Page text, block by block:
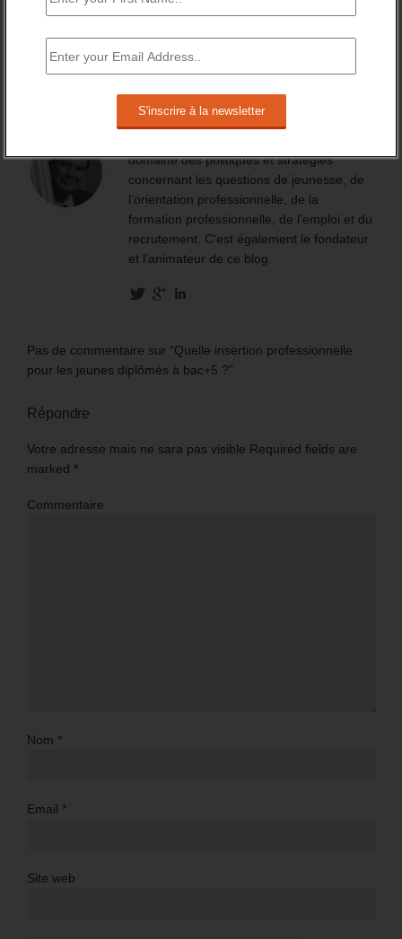
7 février 2025 -0 Commentaire
Description de l'auteur
domaine des politiques et stratégies
concernant les questions de jeunesse, de
l’orientation professionnelle, de la
formation professionnelle, de l’emploi et du
recrutement. C'est également le fondateur
et l'animateur de ce blog.
Pas de commentaire sur “Quelle insertion professionnelle
pour les jeunes diplômés à bac+5 ?”
Répondre
Votre adresse mais ne sara pas visible Required fields are
marked *
Commentaire
Nom *
Email *
Site web